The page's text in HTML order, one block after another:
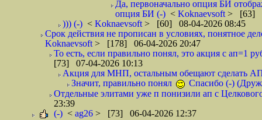
Да, первоначально опция БИ
опция БИ (-) < Koknaevsoft > [63]
))) (-) < Koknaevsoft > [60] 08-04-2026 08:45
Срок действия не прописан в условиях, понятное
Koknaevsoft > [178] 06-04-2026 20:47
То есть, если правильно понял, это акция с ап=1
[73] 07-04-2026 10:13
Акция для МНП, остальным обещают сделать
Значит, правильно понял
Спасибо (-)
Отдельные элитами уже п понизили ап с
23:39
(-) < ag26 > [73] 06-04-2026 12:37